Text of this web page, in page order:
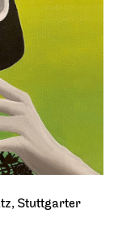
Stuttgarter